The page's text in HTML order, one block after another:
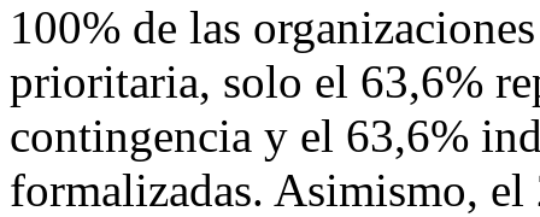
100% de las
prioritaria, solo el 63,6%
contingencia y el 63,6%
formalizadas. Asimismo,